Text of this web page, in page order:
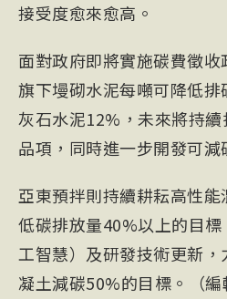
接受度愈來愈高。
面對政府即將實施碳費徵
旗下墁砌水泥每噸可降低
灰石水泥12%，未來將持
品項，同時進一步開發可減
亞東預拌則持續耕耘高性
低碳排放量40%以上的目
工智慧）及研發技術更新
凝土減碳50%的目標。（